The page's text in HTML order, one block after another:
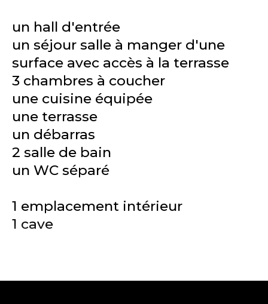
un hall d'entrée
un séjour salle à manger d'une
surface avec accès à la terrasse
3 chambres à coucher
une cuisine équipée
une terrasse
un débarras
2 salle de bain
un WC séparé
1 emplacement intérieur
1 cave